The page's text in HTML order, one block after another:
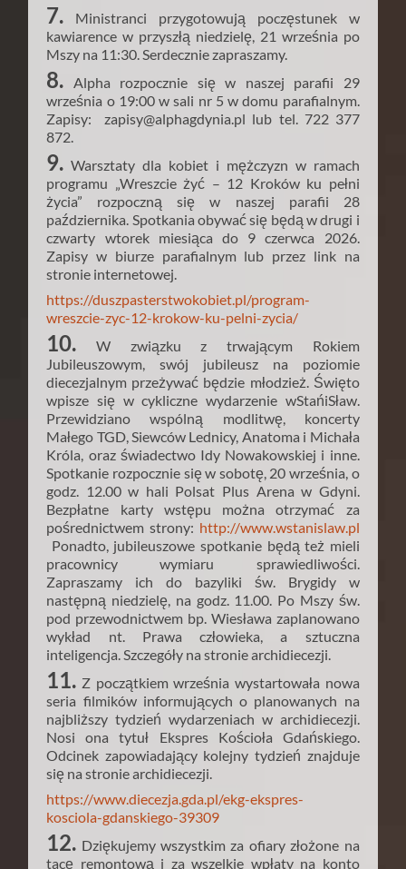
7. Ministranci przygotowują poczęstunek w
kawiarence w przyszłą niedzielę, 21 września po
Mszy na 11:30. Serdecznie zapraszamy.
8. Alpha rozpocznie się w naszej parafii 29
września o 19:00 w sali nr 5 w domu parafialnym.
Zapisy: zapisy@alphagdynia.pl lub tel. 722 377
872.
9. Warsztaty dla kobiet i mężczyzn w ramach
programu „Wreszcie żyć – 12 Kroków ku pełni
życia” rozpoczną się w naszej parafii 28
października. Spotkania obywać się będą w drugi i
czwarty wtorek miesiąca do 9 czerwca 2026.
Zapisy w biurze parafialnym lub przez link na
stronie internetowej.
https://duszpasterstwokobiet.pl/program-
wreszcie-zyc-12-krokow-ku-pelni-zycia/
10. W związku z trwającym Rokiem
Jubileuszowym, swój jubileusz na poziomie
diecezjalnym przeżywać będzie młodzież. Święto
wpisze się w cykliczne wydarzenie wStańiSław.
Przewidziano wspólną modlitwę, koncerty
Małego TGD, Siewców Lednicy, Anatoma i Michała
Króla, oraz świadectwo Idy Nowakowskiej i inne.
Spotkanie rozpocznie się w sobotę, 20 września, o
godz. 12.00 w hali Polsat Plus Arena w Gdyni.
Bezpłatne karty wstępu można otrzymać za
pośrednictwem strony: http://www.wstanislaw.pl
Ponadto, jubileuszowe spotkanie będą też mieli
pracownicy wymiaru sprawiedliwości.
Zapraszamy ich do bazyliki św. Brygidy w
następną niedzielę, na godz. 11.00. Po Mszy św.
pod przewodnictwem bp. Wiesława zaplanowano
wykład nt. Prawa człowieka, a sztuczna
inteligencja. Szczegóły na stronie archidiecezji.
11. Z początkiem września wystartowała nowa
seria filmików informujących o planowanych na
najbliższy tydzień wydarzeniach w archidiecezji.
Nosi ona tytuł Ekspres Kościoła Gdańskiego.
Odcinek zapowiadający kolejny tydzień znajduje
się na stronie archidiecezji.
https://www.diecezja.gda.pl/ekg-ekspres-
kosciola-gdanskiego-39309
12. Dziękujemy wszystkim za ofiary złożone na
tacę remontową i za wszelkie wpłaty na konto